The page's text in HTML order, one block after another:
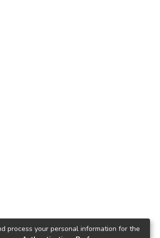
process your personal information for the